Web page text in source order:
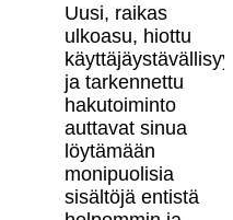
Uusi, raikas
ulkoasu, hiottu
ja tarkennettu
hakutoiminto
auttavat sinua
löytämään
monipuolisia
sisältöjä entistä